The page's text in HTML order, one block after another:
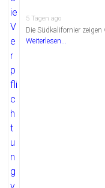
5 Tagen ago
Die Südkalifornier
Weiterlesen...